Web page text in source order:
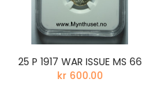
25 P 1917 WAR ISSUE MS 66
kr 600.00